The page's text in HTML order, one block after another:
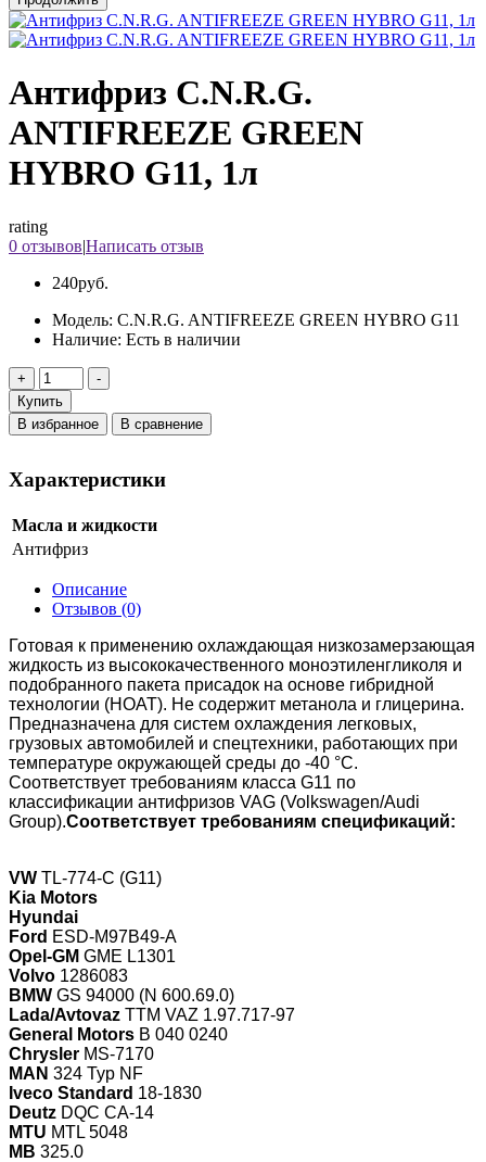
Антифриз C.N.R.G.
ANTIFREEZE GREEN
HYBRO G11, 1л
rating
0 отзывов|Написать отзыв
240руб.
Модель: C.N.R.G. ANTIFREEZE GREEN HYBRO G11
Наличие: Есть в наличии
Купить
В избранное
В сравнение
Характеристики
Масла и жидкости
Антифриз
Описание
Отзывов (0)
Готовая к применению охлаждающая низкозамерзающая
жидкость из высококачественного моноэтиленгликоля и
подобранного пакета присадок на основе гибридной
технологии (HOAT). Не содержит метанола и глицерина.
Предназначена для систем охлаждения легковых,
грузовых автомобилей и спецтехники, работающих при
температуре окружающей среды до -40 °С.
Соответствует требованиям класса G11 по
классификации антифризов VAG (Volkswagen/Audi
Group).Соответствует требованиям спецификаций:
VW TL-774-C (G11)
Kia Motors
Hyundai
Ford ESD-M97B49-A
Opel-GM GME L1301
Volvo 1286083
BMW GS 94000 (N 600.69.0)
Lada/Avtovaz TTM VAZ 1.97.717-97
General Motors B 040 0240
Chrysler MS-7170
MAN 324 Typ NF
Iveco Standard 18-1830
Deutz DQC CA-14
MTU MTL 5048
МВ 325.0